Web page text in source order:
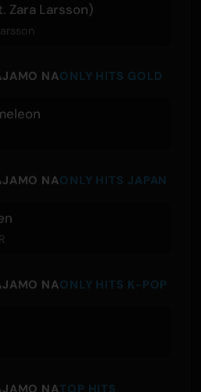
Zara Larsson)
NAONLY HITS GOLD
NAONLY HITS JAPAN
NAONLY HITS K-POP
NATOP HITS